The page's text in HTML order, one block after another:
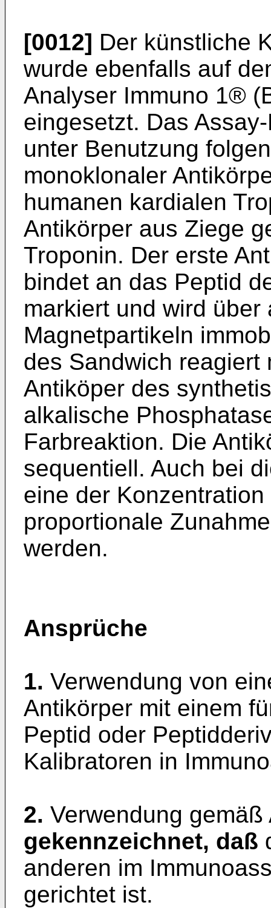
[0012] Der künstliche
wurde ebenfalls auf
Analyser Immuno 1®
eingesetzt. Das
unter Benutzung
monoklonaler
humanen kardialen
Antikörper aus Ziege
Troponin. Der erste
bindet an das Peptid
markiert und wird über
Magnetpartikeln
des Sandwich reagiert
Antiköper des
alkalische
Farbreaktion. Die
sequentiell. Auch bei
eine der
proportionale
werden.
Ansprüche
1. Verwendung von
Antikörper mit einem
Peptid oder
Kalibratoren in
2. Verwendung
gekennzeichnet, daß
anderen im
gerichtet ist.